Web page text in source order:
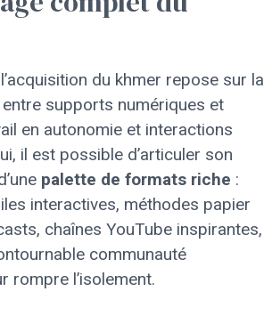
du khmer repose sur la
supports numériques et
en autonomie et interactions
il est possible d’articuler son
palette de formats riche :
interactives, méthodes papier
chaînes YouTube inspirantes,
communauté
rompre l’isolement.